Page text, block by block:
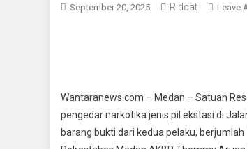
September 20, 2025 Ridcat Leave
Wantaranews.com – Medan – Satuan
pengedar narkotika jenis pil ekstasi di
barang bukti dari kedua pelaku,